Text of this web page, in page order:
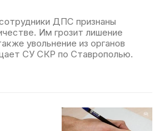
ДПС признаны
Им грозит лишение
увольнение из органов
СУ СКР по Ставрополью.